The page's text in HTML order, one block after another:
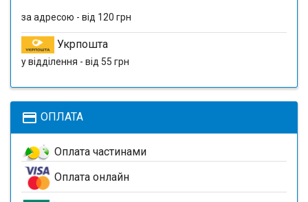
за адресою - від 120 грн
Укрпошта
у відділення - від 55 грн
payment ОПЛАТА
Оплата частинами
Оплата онлайн